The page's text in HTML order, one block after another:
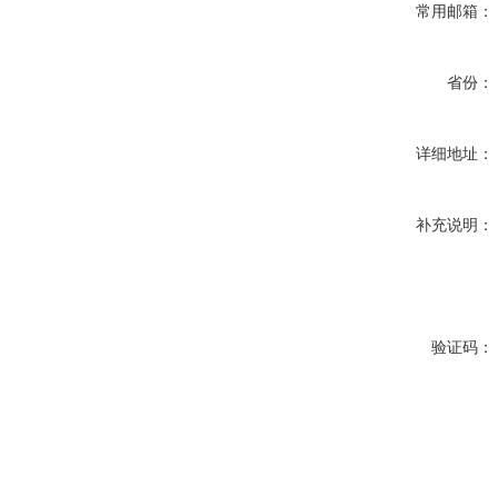
常用邮箱：
省份：
详细地址：
补充说明：
验证码：